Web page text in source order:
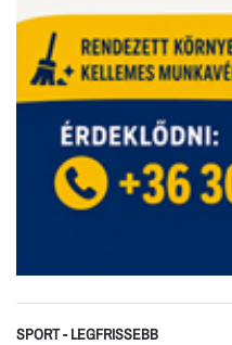
SPORT - LEGFRISSEBB